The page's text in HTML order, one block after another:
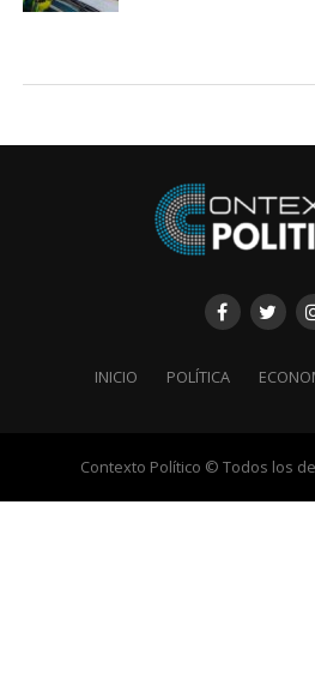
INICIO POLÍTICA
Contexto Político © Todos los